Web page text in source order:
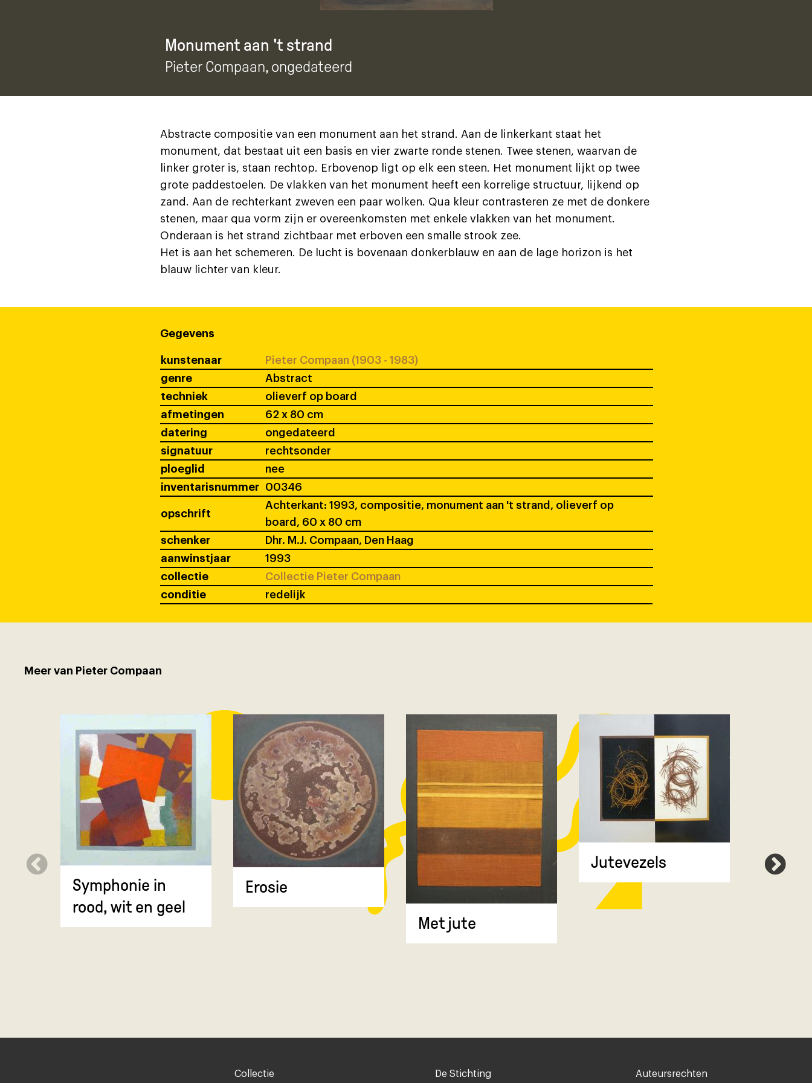
Monument aan 't strand
Pieter Compaan, ongedateerd
Abstracte compositie van een monument aan het strand. Aan de linkerkant staat het
monument, dat bestaat uit een basis en vier zwarte ronde stenen. Twee stenen, waarvan de
linker groter is, staan rechtop. Erbovenop ligt op elk een steen. Het monument lijkt op twee
grote paddestoelen. De vlakken van het monument heeft een korrelige structuur, lijkend op
zand. Aan de rechterkant zweven een paar wolken. Qua kleur contrasteren ze met de donkere
stenen, maar qua vorm zijn er overeenkomsten met enkele vlakken van het monument.
Onderaan is het strand zichtbaar met erboven een smalle strook zee.
Het is aan het schemeren. De lucht is bovenaan donkerblauw en aan de lage horizon is het
blauw lichter van kleur.
Gegevens
kunstenaar
Pieter Compaan (1903 - 1983)
genre
Abstract
techniek
olieverf op board
afmetingen
62 x 80 cm
datering
ongedateerd
signatuur
rechtsonder
ploeglid
nee
inventarisnummer
00346
opschrift
Achterkant: 1993, compositie, monument aan 't strand, olieverf op
board, 60 x 80 cm
schenker
Dhr. M.J. Compaan, Den Haag
aanwinstjaar
1993
collectie
Collectie Pieter Compaan
conditie
redelijk
Meer van Pieter Compaan
Symphonie in
rood, wit en geel
Erosie
Met jute
Jutevezels
Footer-
Collectie Voet
De Stichting Voet
Auteursrechten